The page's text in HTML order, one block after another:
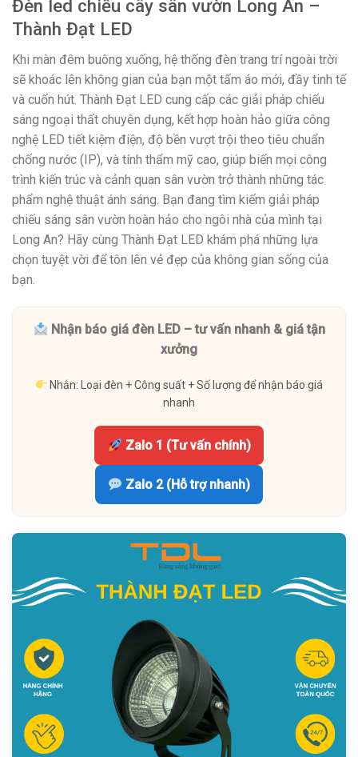
Đèn led chiếu cây sân vườn Long An –
Thành Đạt LED
Khi màn đêm buông xuống, hệ thống đèn trang trí ngoài trời
sẽ khoác lên không gian của bạn một tấm áo mới, đầy tinh tế
và cuốn hút. Thành Đạt LED cung cấp các giải pháp chiếu
sáng ngoại thất chuyên dụng, kết hợp hoàn hảo giữa công
nghệ LED tiết kiệm điện, độ bền vượt trội theo tiêu chuẩn
chống nước (IP), và tính thẩm mỹ cao, giúp biến mọi công
trình kiến trúc và cảnh quan sân vườn trở thành những tác
phẩm nghệ thuật ánh sáng. Bạn đang tìm kiếm giải pháp
chiếu sáng sân vườn hoàn hảo cho ngôi nhà của mình tại
Long An? Hãy cùng Thành Đạt LED khám phá những lựa
chọn tuyệt vời để tôn lên vẻ đẹp của không gian sống của
bạn.
Nhận báo giá đèn LED – tư vấn nhanh & giá tận
xưởng
Nhắn: Loại đèn + Công suất + Số lượng để nhận báo giá
nhanh
Zalo 1 (Tư vấn chính)
Zalo 2 (Hỗ trợ nhanh)